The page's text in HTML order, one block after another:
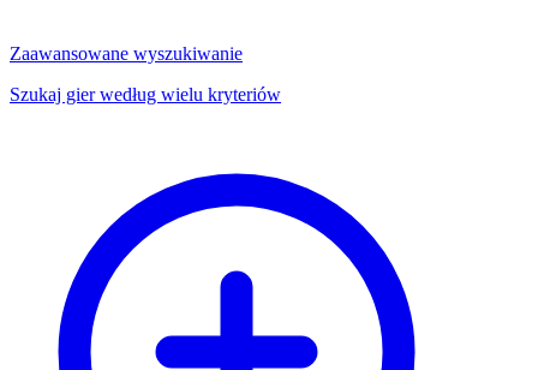
Zaawansowane wyszukiwanie
Szukaj gier według wielu kryteriów